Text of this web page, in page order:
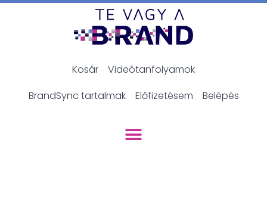
Kosár
Videótanfolyamok
BrandSync tartalmak
Előfizetésem Belépés